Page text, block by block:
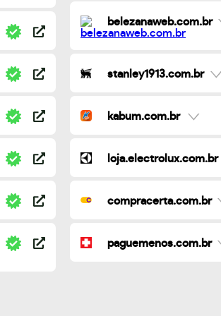
belezanaweb.com.br
stanley1913.com.br
kabum.com.br
loja.electrolux.com.br
compracerta.com.br
paguemenos.com.br